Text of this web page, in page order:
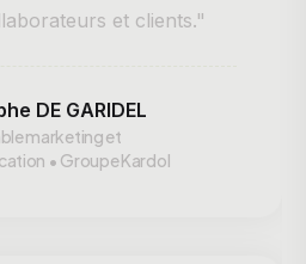
et clients."
DE GARIDEL
marketing et
• Groupe Kardol